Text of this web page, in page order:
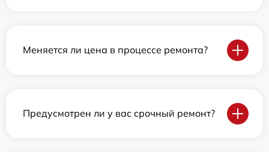
Меняется ли цена в процессе ремонта?
Предусмотрен ли у вас срочный ремонт?